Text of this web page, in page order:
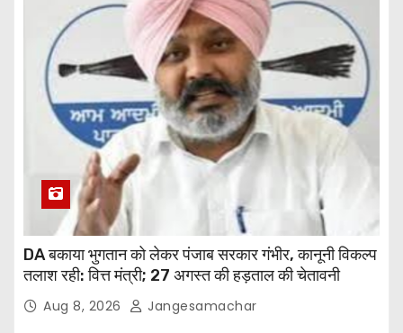
DA बकाया भुगतान को लेकर पंजाब सरकार गंभीर, कानूनी विकल्प
तलाश रही: वित्त मंत्री; 27 अगस्त की हड़ताल की चेतावनी
Aug 8, 2026 Jangesamachar